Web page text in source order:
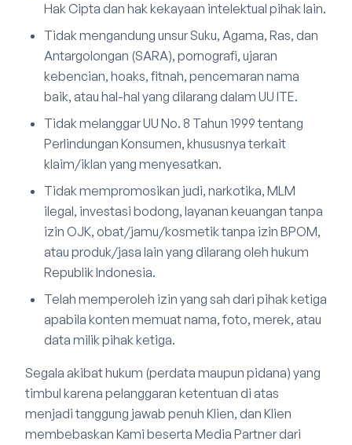
Hak Cipta dan hak kekayaan intelektual pihak lain.
Tidak mengandung unsur Suku, Agama, Ras, dan
Antargolongan (SARA), pornografi, ujaran
kebencian, hoaks, fitnah, pencemaran nama
baik, atau hal-hal yang dilarang dalam UU ITE.
Tidak melanggar UU No. 8 Tahun 1999 tentang
Perlindungan Konsumen, khususnya terkait
klaim/iklan yang menyesatkan.
Tidak mempromosikan judi, narkotika, MLM
ilegal, investasi bodong, layanan keuangan tanpa
izin OJK, obat/jamu/kosmetik tanpa izin BPOM,
atau produk/jasa lain yang dilarang oleh hukum
Republik Indonesia.
Telah memperoleh izin yang sah dari pihak ketiga
apabila konten memuat nama, foto, merek, atau
data milik pihak ketiga.
Segala akibat hukum (perdata maupun pidana) yang
timbul karena pelanggaran ketentuan di atas
menjadi tanggung jawab penuh Klien, dan Klien
membebaskan Kami beserta Media Partner dari